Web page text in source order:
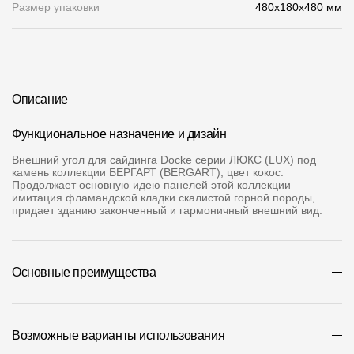
О компании
Отправка рекламации
Предложения по сотрудничеству
Вакансии
B2B
Размер упаковки 480x180x480 мм
Описание
Функциональное назначение и дизайн
Внешний угол для сайдинга Docke серии ЛЮКС (LUX) под
камень коллекции БЕРГАРТ (BERGART), цвет кокос.
Продолжает основную идею панелей этой коллекции —
имитация фламандской кладки скалистой горной породы,
придает зданию законченный и гармоничный внешний вид.
Основные преимущества
Возможные варианты использования